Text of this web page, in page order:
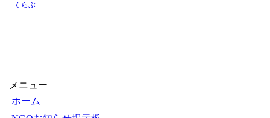
くらぶ
メニュー
ホーム